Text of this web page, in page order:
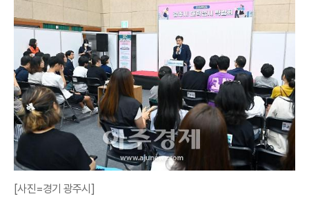
[사진=경기 광주시]